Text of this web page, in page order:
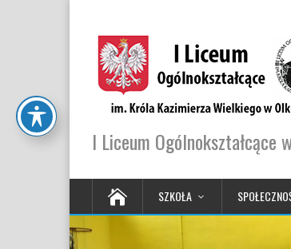
I Liceum Ogólnokształcące
SZKOŁA